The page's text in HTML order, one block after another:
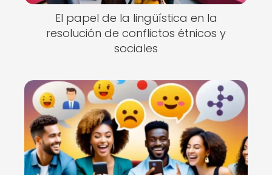
El papel de la lingüística en la
resolución de conflictos étnicos y
sociales